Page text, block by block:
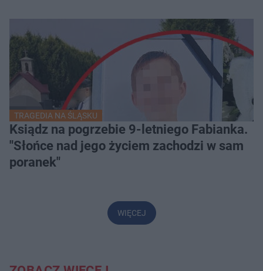
TRAGEDIA NA ŚLĄSKU
Ksiądz na pogrzebie 9-letniego Fabianka.
"Słońce nad jego życiem zachodzi w sam
poranek"
WIĘCEJ